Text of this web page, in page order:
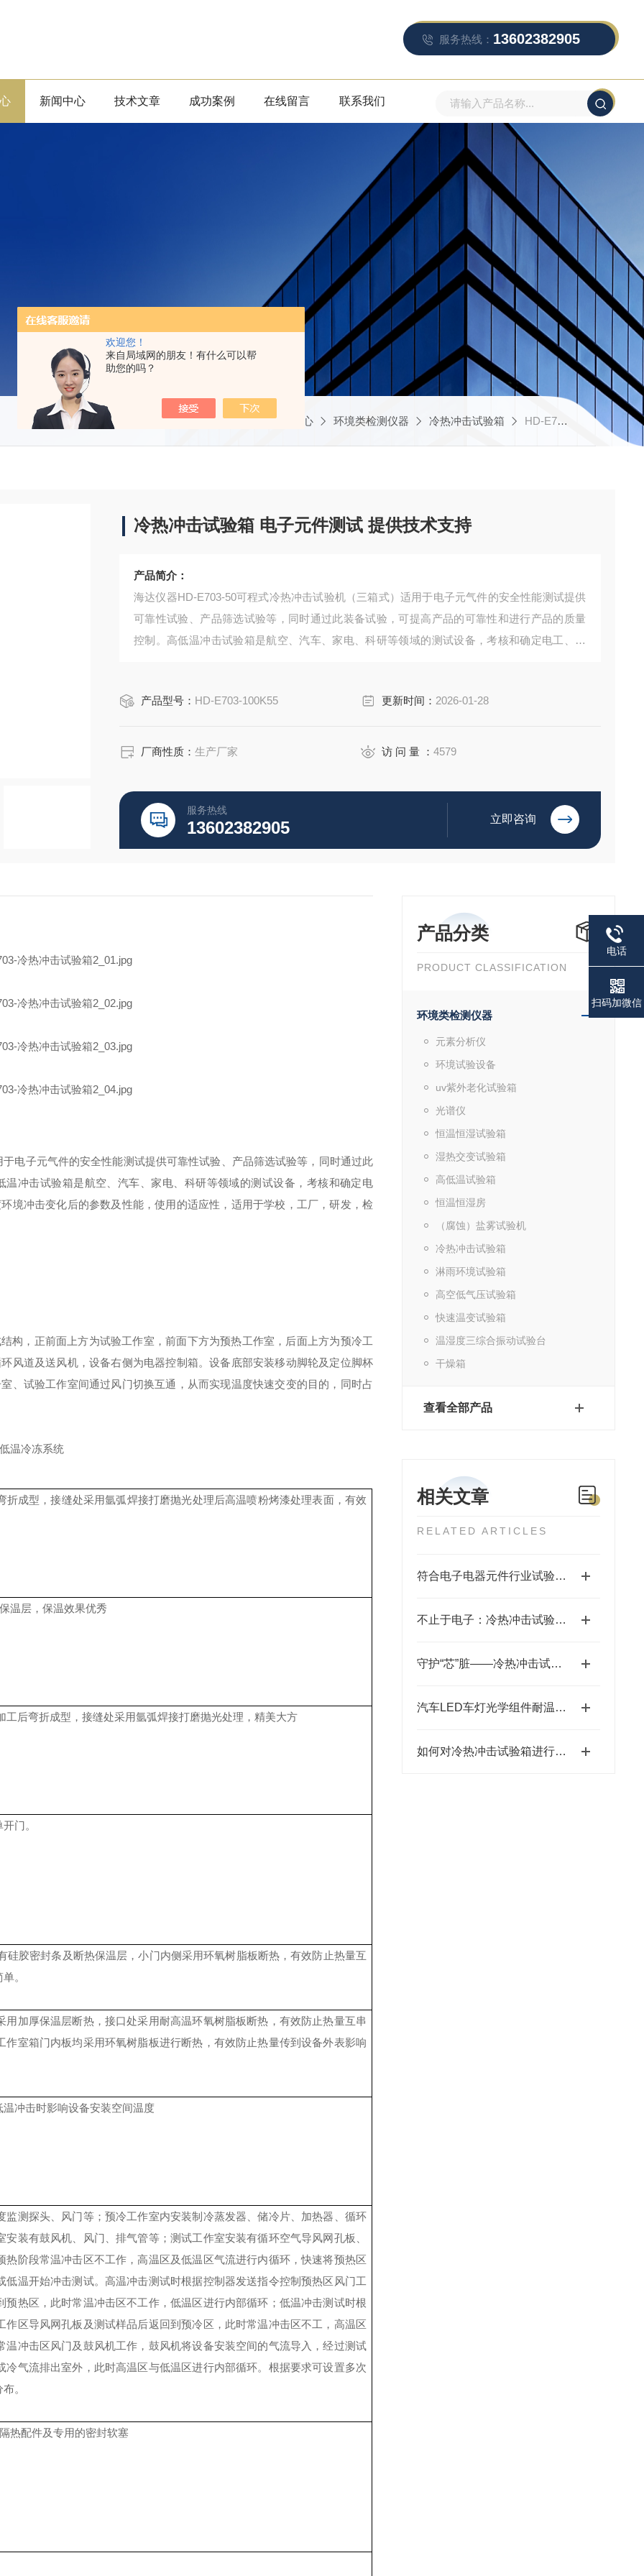
欢迎您！
来自局域网的朋友！有什么可以帮
助您的吗？
服务热线： 13602382905
新闻中心 技术文章 成功案例 在线留言 联系我们
当前位置：首页 产品中心 环境类检测仪器 冷热冲击试验箱 HD-E703-100K55冷热冲击试验箱 电子元件测试 提供技术支持
冷热冲击试验箱 电子元件测试 提供技术支持
产品简介：
海达仪器HD-E703-50可程式冷热冲击试验机（三箱式）适用于电子元气件的安全性能测试提供
可靠性试验、产品筛选试验等，同时通过此装备试验，可提高产品的可靠性和进行产品的质量
控制。高低温冲击试验箱是航空、汽车、家电、科研等领域的测试设备，考核和确定电工、电
产品型号： HD-E703-100K55 更新时间： 2026-01-28
厂商性质：生产厂家 访 问 量 ：4579
服务热线
13602382905 立即咨询
产品分类
PRODUCT CLASSIFICATION
环境类检测仪器
元素分析仪
环境试验设备
uv紫外老化试验箱
光谱仪
恒温恒湿试验箱
湿热交变试验箱
高低温试验箱
恒温恒湿房
（腐蚀）盐雾试验机
冷热冲击试验箱
淋雨环境试验箱
高空低气压试验箱
快速温变试验箱
温湿度三综合振动试验台
干燥箱
查看全部产品
相关文章
RELATED ARTICLES
符合电子电器元件行业试验标准的冷热冲击试验箱介绍与产品推荐
不止于电子：冷热冲击试验箱在汽车内外饰材料测试中的关键角色
守护“芯”脏——冷热冲击试验箱如何保障电子元器件可靠性
汽车LED车灯光学组件耐温度冲击测试方案
如何对冷热冲击试验箱进行日常维护和保养？
电子元气件的安全性能测试提供可靠性试验、产品筛选试验等，同时通过此
冲击试验箱是航空、汽车、家电、科研等领域的测试设备，考核和确定电
境冲击变化后的参数及性能，使用的适应性，适用于学校，工厂，研发， 检
构，正前面上方为试验工作室，前面下方为预热工作室，后面上方为预冷工
风道及送风机，设备右侧为电器控制箱。设备底部安装移动脚轮及定位脚杯
、试验工作室间通过风门切换互通，从而实现温度快速交变的目的，同时占
温冷冻系统
成型，接缝处采用氩弧焊接打磨抛光处理后高温喷粉烤漆处理表面，有效
温层，保温效果优秀
后弯折成型，接缝处采用氩弧焊接打磨抛光处理，精美大方
开门。
硅胶密封条及断热保温层，小门内侧采用环氧树脂板断热，有效防止热量互
。
加厚保温层断热，接口处采用耐高温环氧树脂板断热，有效防止热量互串
室箱门内板均采用环氧树脂板进行断热，有效防止热量传到设备外表影响
冲击时影响设备安装空间温度
测探头、风门等；预冷工作室内安装制冷蒸发器、储冷片、加热器、循环
装有鼓风机、风门、排气管等；测试工作室安装有循环空气导风网孔板、
阶段常温冲击区不工作，高温区及低温区气流进行内循环，快速将预热区
温开始冲击测试。高温冲击测试时根据控制器发送指令控制预热区风门工
预热区，此时常温冲击区不工作，低温区进行内部循环；低温冲击测试时根
区导风网孔板及测试样品后返回到预冷区，此时常温冲击区不工，高温区
冲击区风门及鼓风机工作，鼓风机将设备安装空间的气流导入，经过测试
气流排出室外，此时高温区与低温区进行内部循环。根据要求可设置多次
。
热配件及专用的密封软塞
电话
扫码加微信